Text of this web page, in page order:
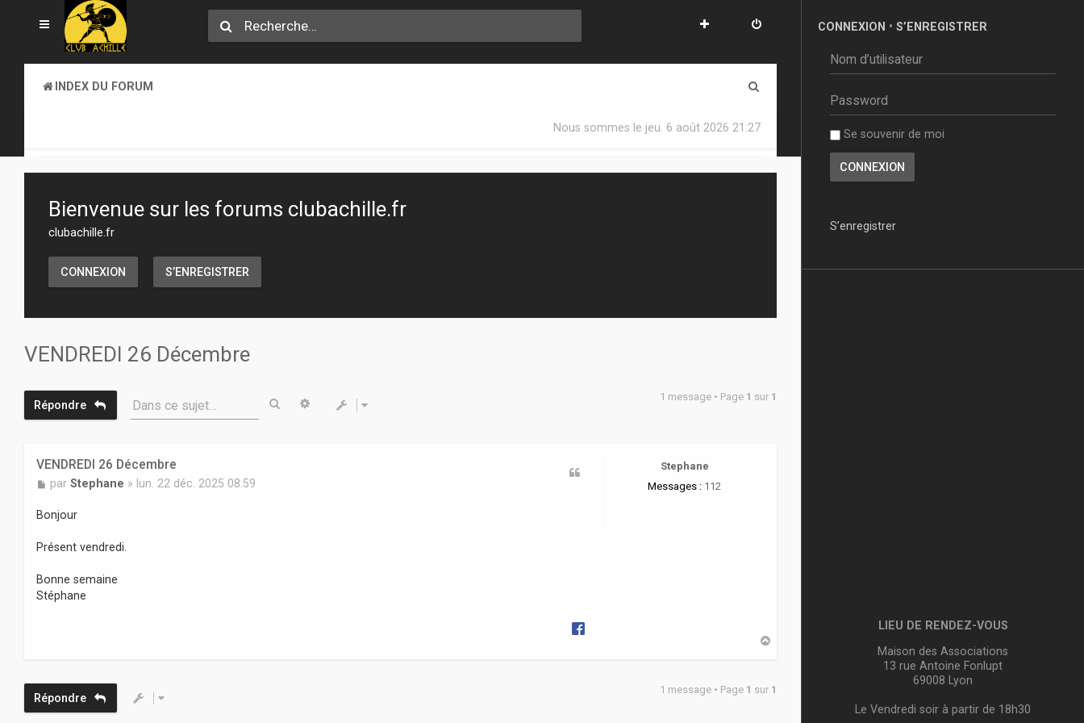
INDEX DU FORUM
Nous sommes le jeu. 6 août 2026 21:27
Bienvenue sur les forums clubachille.fr
clubachille.fr
CONNEXION S’ENREGISTRER
VENDREDI 26 Décembre
Répondre Dans ce sujet… RechercherRecherche avancée 1 message • Page 1 sur 1
Stephane
Messages : 112
VENDREDI 26 Décembre
M
s
s
g
par Stephane » lun. 22 déc. 2025 08:59
Bonjour
Présent vendredi.
Bonne semaine
Stéphane
Répondre
1 message • Page 1 sur 1
CONNEXION • S’ENREGISTRER
Se souvenir de moi
S’enregistrer
LIEU DE RENDEZ-VOUS
Maison des Associations
13 rue Antoine Fonlupt
69008 Lyon
Le Vendredi soir à partir de 18h30